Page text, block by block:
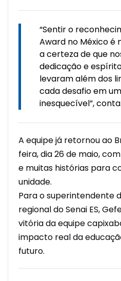
“Sentir o
Award no México é
a certeza de que
dedicação e
levaram além dos
cada desafio em
inesquecível”, conta.
A equipe já retornou ao
feira, dia 26 de maio,
e muitas histórias para
unidade.
Para o superintendente
regional do Senai ES,
vitória da equipe
impacto real da
futuro.